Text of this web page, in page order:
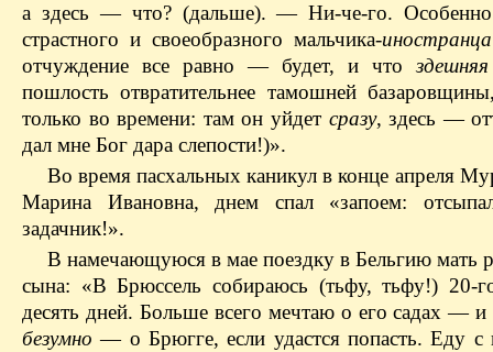
а здесь — что? (дальше). — Ни-че-го. Особенно
страстного и своеобразного мальчика-иностранца
отчуждение все равно — будет, и чтоздешняя
пошлость отвратительнее тамошней
только во времени: там он уйдет сразу, здесь —
дал мне Бог дара слепости!)».
Во время пасхальных каникул в конце апреля
Марина Ивановна, днем спал «запоем:
задачник!».
В намечающуюся в мае поездку в Бельгию мать
сына: «В Брюссель собираюсь (тьфу, тьфу!)
десять дней. Больше всего мечтаю о его садах —
безумно— о Брюгге, если удастся попасть. Еду с